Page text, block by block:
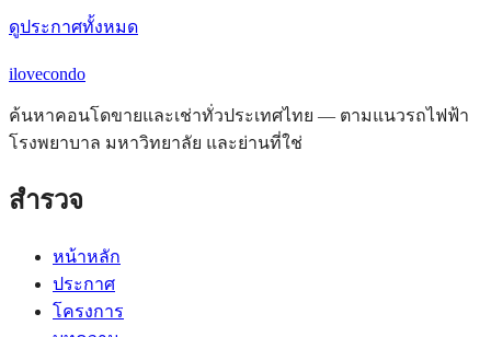
ดูประกาศทั้งหมด
ilovecondo
ค้นหาคอนโดขายและเช่าทั่วประเทศไทย — ตามแนวรถไฟฟ้า
โรงพยาบาล มหาวิทยาลัย และย่านที่ใช่
สำรวจ
หน้าหลัก
ประกาศ
โครงการ